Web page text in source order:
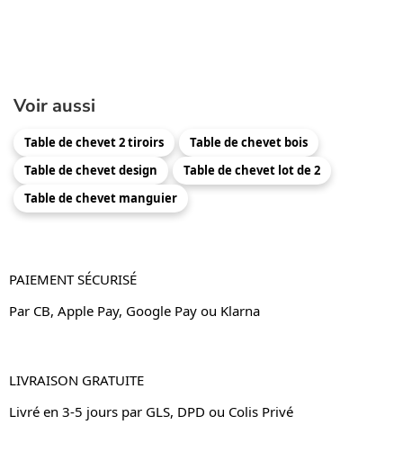
Voir aussi
Table de chevet 2 tiroirs
Table de chevet bois
Table de chevet design
Table de chevet lot de 2
Table de chevet manguier
PAIEMENT SÉCURISÉ
Par CB, Apple Pay, Google Pay ou Klarna
LIVRAISON GRATUITE
Livré en 3-5 jours par GLS, DPD ou Colis Privé